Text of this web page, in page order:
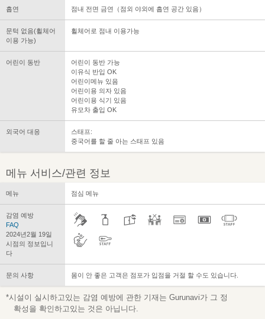
흡연 점내 전면 금연（점외 야외에 흡연 공간 있음）
문턱 없음(휠체어
이용 가능)
휠체어로 점내 이용가능
어린이 동반
어린이 동반 가능
이유식 반입 OK
어린이메뉴 있음
어린이용 의자 있음
어린이용 식기 있음
유모차 출입 OK
외국어 대응
스태프:
중국어를 할 줄 아는 스태프 있음
메뉴 서비스/관련 정보
메뉴 점심 메뉴
감염 예방
FAQ
2024년2월 19일
시점의 정보입니
다
문의 사항 몸이 안 좋은 고객은 점포가 입점을 거절 할 수도 있습니다.
*시설이 실시하고있는 감염 예방에 관한 기재는 Gurunavi가 그 정
확성을 확인하고있는 것은 아닙니다.